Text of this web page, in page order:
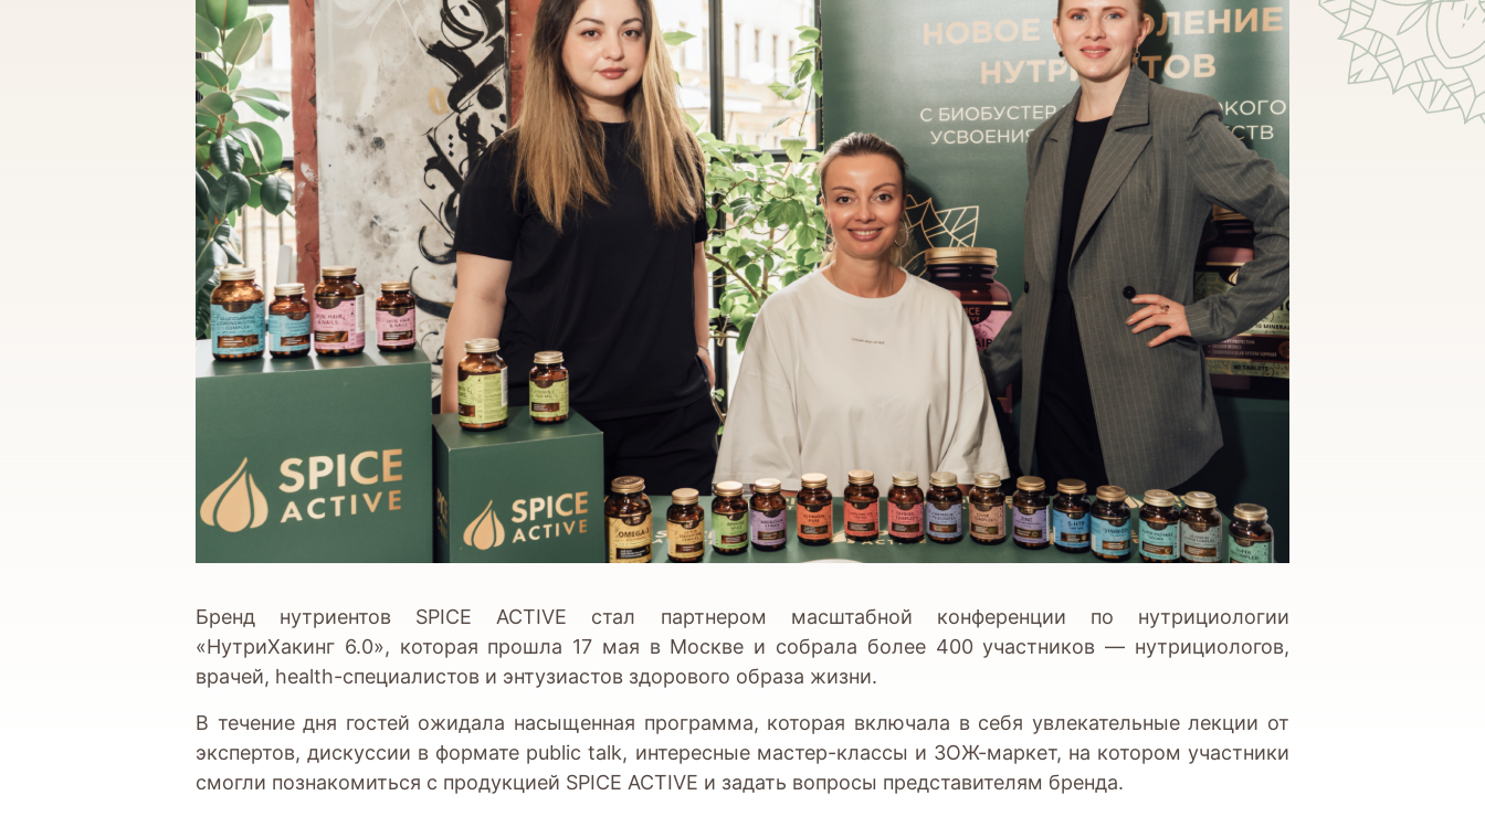
Бренд нутриентов SPICE ACTIVE стал партнером масштабной конференции по нутрициологии
«НутриХакинг 6.0», которая прошла 17 мая в Москве и собрала более 400 участников — нутрициологов,
врачей, health-специалистов и энтузиастов здорового образа жизни.
В течение дня гостей ожидала насыщенная программа, которая включала в себя увлекательные лекции от
экспертов, дискуссии в формате public talk, интересные мастер-классы и ЗОЖ-маркет, на котором участники
смогли познакомиться с продукцией SPICE ACTIVE и задать вопросы представителям бренда.